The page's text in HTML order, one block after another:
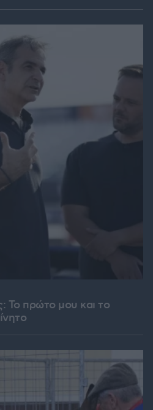
Το πρώτο μου και το